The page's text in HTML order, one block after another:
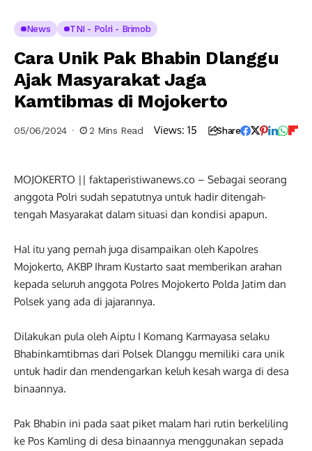
News TNI - Polri - Brimob
Cara Unik Pak Bhabin Dlanggu
Ajak Masyarakat Jaga
Kamtibmas di Mojokerto
05/06/2024 2 Mins Read Views: 15 Share
MOJOKERTO || faktaperistiwanews.co – Sebagai seorang
anggota Polri sudah sepatutnya untuk hadir ditengah-
tengah Masyarakat dalam situasi dan kondisi apapun.
Hal itu yang pernah juga disampaikan oleh Kapolres
Mojokerto, AKBP Ihram Kustarto saat memberikan arahan
kepada seluruh anggota Polres Mojokerto Polda Jatim dan
Polsek yang ada di jajarannya.
Dilakukan pula oleh Aiptu I Komang Karmayasa selaku
Bhabinkamtibmas dari Polsek Dlanggu memiliki cara unik
untuk hadir dan mendengarkan keluh kesah warga di desa
binaannya.
Pak Bhabin ini pada saat piket malam hari rutin berkeliling
ke Pos Kamling di desa binaannya menggunakan sepada